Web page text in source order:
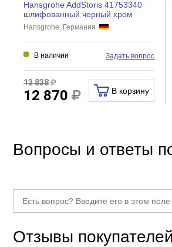
Hansgrohe AddStoris 41753340
шлифованный черный хром
Hansgrohe, Германия
В наличии Задать вопрос
13 838
12 870 В корзину
Вопросы и ответы
Отзывы покупателей